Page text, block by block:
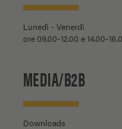
Lunedì - Venerdì
ore 09.00-12.00 e 14.00-
MEDIA/B2B
Downloads